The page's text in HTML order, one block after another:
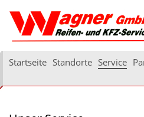
Startseite Standorte Service